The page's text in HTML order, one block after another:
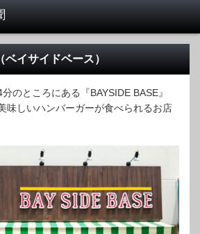
イサイドベース）
のところにある『BAYSIDE BASE』
味しいハンバーガーが食べられるお店